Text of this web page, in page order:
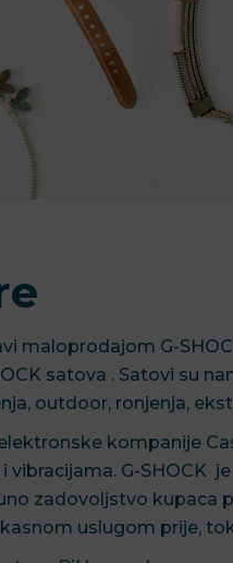
maloprodajom G-
satova . Satovi su
outdoor, ronjenja,
kompanije
G-SHOCK
zadovoljstvo kupaca
uslugom prije,